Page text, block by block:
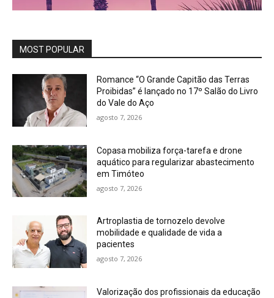
MOST POPULAR
Romance “O Grande Capitão das Terras
Proibidas” é lançado no 17º Salão do Livro
do Vale do Aço
agosto 7, 2026
Copasa mobiliza força-tarefa e drone
aquático para regularizar abastecimento
em Timóteo
agosto 7, 2026
Artroplastia de tornozelo devolve
mobilidade e qualidade de vida a
pacientes
agosto 7, 2026
Valorização dos profissionais da educação